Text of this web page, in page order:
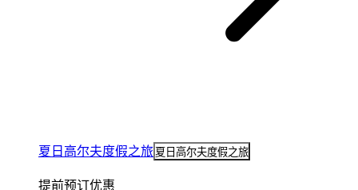
夏日高尔夫度假之旅夏日高尔夫度假之旅
提前预订优惠